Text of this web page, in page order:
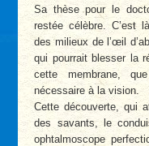
Sa thèse pour le
restée célèbre. C’est
des milieux de l’œil
qui pourrait blesser la
cette membrane,
nécessaire à la vision.
Cette découverte, qui
des savants, le
ophtalmoscope